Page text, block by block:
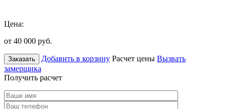
Цена:
от 40 000 руб.
Заказать Добавить в корзину Расчет цены Вызвать
замерщика
Получить расчет